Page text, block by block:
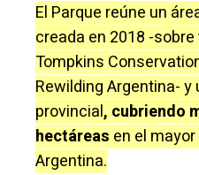
El Parque reúne un
creada en 2018 -
Tompkins
Rewilding Argentina-
provincial, cubriendo
hectáreas en el
Argentina.